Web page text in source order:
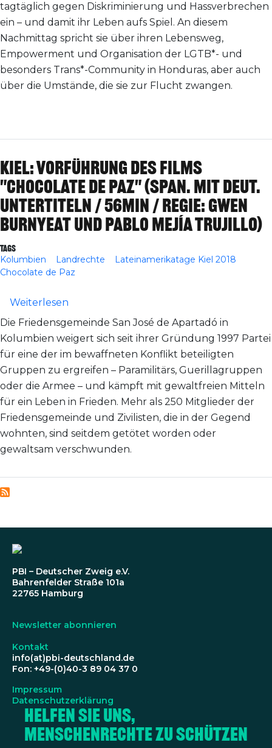
tagtäglich gegen Diskriminierung und Hassverbrechen
ein – und damit ihr Leben aufs Spiel. An diesem
Nachmittag spricht sie über ihren Lebensweg,
Empowerment und Organisation der LGTB*- und
besonders Trans*-Community in Honduras, aber auch
über die Umstände, die sie zur Flucht zwangen.
Kiel: Vorführung des Films
"Chocolate de Paz" (span. mit deut.
Untertiteln / 56min / Regie: Gwen
Burnyeat und Pablo Mejía Trujillo)
Tags
Kolumbien Landrechte
Lateinamerikatage Kiel 2018
Chocolate de Paz
Weiterlesen
Die Friedensgemeinde San José de Apartadó in
Kolumbien weigert sich seit ihrer Gründung 1997 Partei
für eine der im bewaffneten Konflikt beteiligten
Gruppen zu ergreifen – Paramilitärs, Guerillagruppen
oder die Armee – und kämpft mit gewaltfreien Mitteln
für ein Leben in Frieden. Mehr als 250 Mitglieder der
Friedensgemeinde und Zivilisten, die in der Gegend
wohnten, sind seitdem getötet worden oder
gewaltsam verschwunden.
PBI – Deutscher Zweig e.V.
Bahrenfelder Straße 101a
22765 Hamburg
Newsletter abonnieren
Kontakt
info(at)pbi-deutschland.de
Fon: +49-(0)40-3 89 04 37 0
Impressum
Datenschutzerklärung
Helfen Sie uns,
Menschenrechte zu schützen